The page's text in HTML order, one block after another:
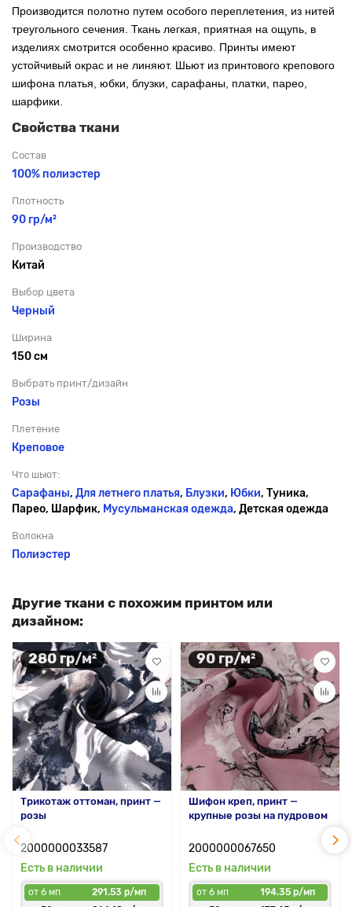
Производится полотно путем особого переплетения, из нитей
треугольного сечения. Ткань легкая, приятная на ощупь, в
изделиях смотрится особенно красиво. Принты имеют
устойчивый окрас и не линяют. Шьют из принтового крепового
шифона платья, юбки, блузки, сарафаны, платки, парео,
шарфики.
Свойства ткани
Состав
100% полиэстер
Плотность
90 гр/м²
Производство
Китай
Выбор цвета
Черный
Ширина
150 см
Выбрать принт/дизайн
Розы
Плетение
Креповое
Что шьют:
Сарафаны, Для летнего платья, Блузки, Юбки, Туника,
Парео, Шарфик, Мусульманская одежда, Детская одежда
Волокна
Полиэстер
Другие ткани с похожим принтом или
дизайном:
280 гр/м²
Трикотаж оттоман, принт —
розы
2000000033587
Есть в наличии
от 6 мп
291.53 р/мп
90 гр/м²
Шифон креп, принт —
крупные розы на пудровом
2000000067650
Есть в наличии
от 6 мп
194.35 р/мп